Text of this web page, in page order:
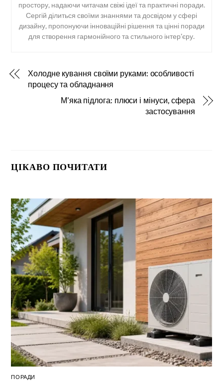
простору, надаючи читачам свіжі ідеї та практичні поради.
Сергій ділиться своїми знаннями та досвідом у сфері
дизайну, пропонуючи інноваційні рішення та цінні поради
для створення гармонійного та стильного інтер’єру.
Холодне кування своїми руками: особливості
процесу та обладнання
М’яка підлога: плюси і мінуси, сфера
застосування
ЦІКАВО ПОЧИТАТИ
ПОРАДИ